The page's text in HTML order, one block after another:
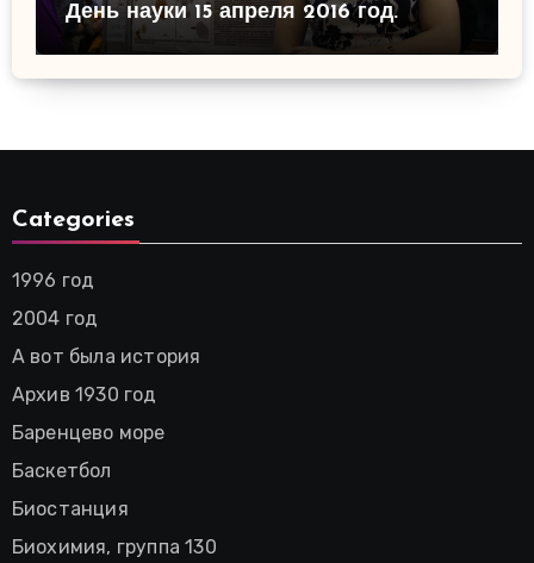
День науки 15 апреля 2016 год.
Categories
1996 год
2004 год
А вот была история
Архив 1930 год
Баренцево море
Баскетбол
Биостанция
Биохимия, группа 130